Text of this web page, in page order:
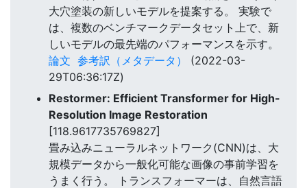
大穴塗装の新しいモデルを提案する。 実験で
は、複数のベンチマークデータセット上で、新
しいモデルの最先端のパフォーマンスを示す。
論文 参考訳（メタデータ）
(2022-03-
29T06:36:17Z)
Restormer: Efficient Transformer for High-
Resolution Image Restoration
[118.9617735769827]
畳み込みニューラルネットワーク(CNN)は、大
規模データから一般化可能な画像の事前学習を
うまく行う。 トランスフォーマーは、自然言語